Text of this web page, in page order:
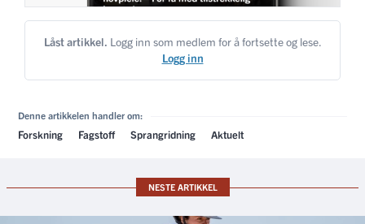
Låst artikkel. Logg inn som medlem for å fortsette og lese.
Logg inn
Denne artikkelen handler om:
Forskning Fagstoff Sprangridning Aktuelt
NESTE ARTIKKEL